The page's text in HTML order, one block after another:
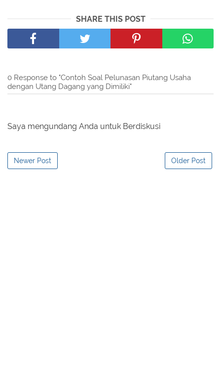
SHARE THIS POST
0 Response to "Contoh Soal Pelunasan Piutang Usaha
dengan Utang Dagang yang Dimiliki"
Saya mengundang Anda untuk Berdiskusi
Newer Post Older Post